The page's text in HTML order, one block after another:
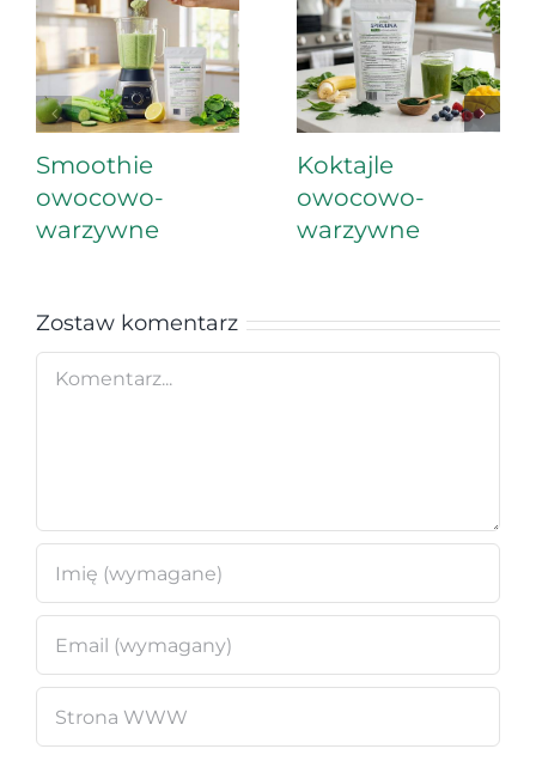
Smoothie
owocowo-
warzywne
Koktajle
owocowo-
warzywne
Zostaw komentarz
Comment